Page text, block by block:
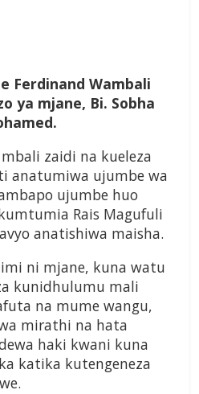
Ferdinand Wambali
ya mjane, Bi. Sobha
zaidi na kueleza
anatumiwa ujumbe wa
ujumbe huo
Rais Magufuli
anatishiwa maisha.
ni mjane, kuna watu
kunidhulumu mali
na mume wangu,
mirathi na hata
haki kwani kuna
katika kutengeneza